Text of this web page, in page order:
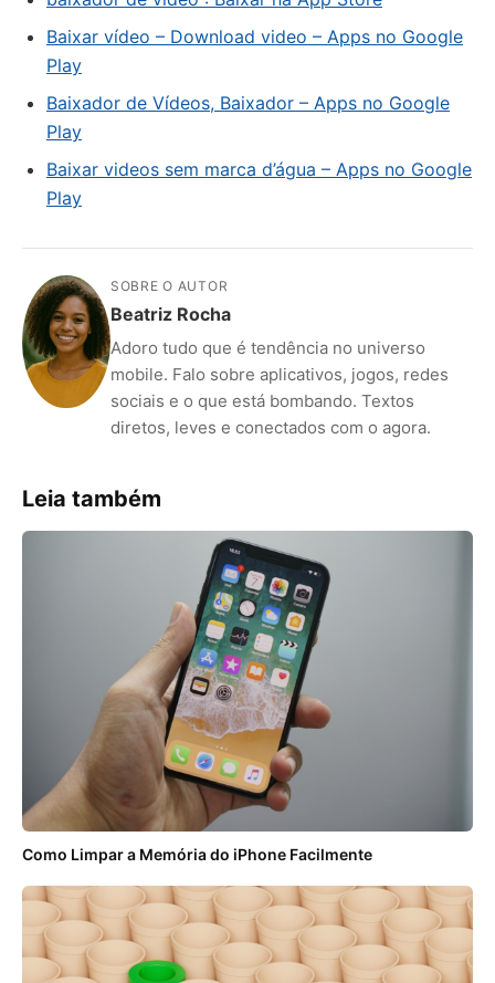
Baixar vídeo – Download video – Apps no Google
Play
Baixador de Vídeos, Baixador – Apps no Google
Play
Baixar videos sem marca d’água – Apps no Google
Play
SOBRE O AUTOR
Beatriz Rocha
Adoro tudo que é tendência no universo
mobile. Falo sobre aplicativos, jogos, redes
sociais e o que está bombando. Textos
diretos, leves e conectados com o agora.
Leia também
Como Limpar a Memória do iPhone Facilmente